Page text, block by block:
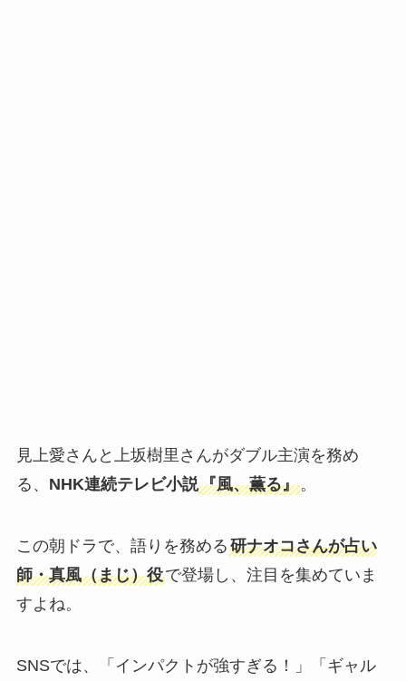
見上愛さんと上坂樹里さんがダブル主演を務め
る、 NHK連続テレビ小説『風、薫る』。
この朝ドラで、語りを務める研ナオコさんが占い
師・真風（まじ）役で登場し、注目を集めていま
すよね。
SNSでは、「インパクトが強すぎる！」「ギャル